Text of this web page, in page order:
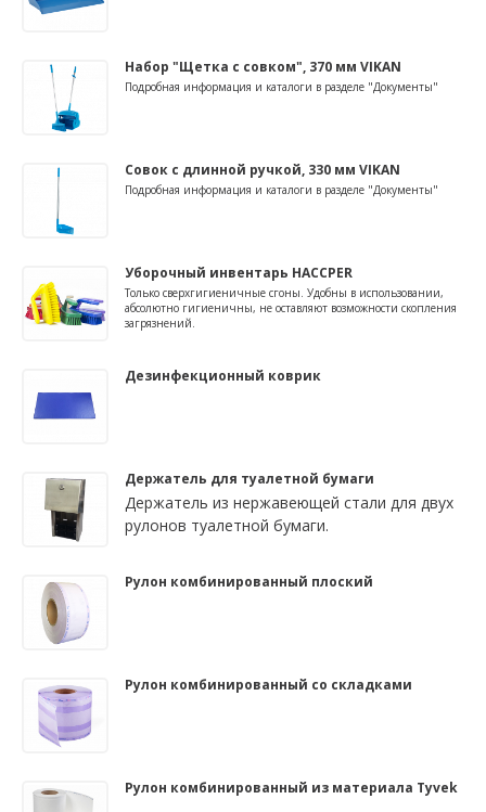
Набор "Щетка с совком", 370 мм VIKAN
Подробная информация и каталоги в разделе "Документы"
Совок с длинной ручкой, 330 мм VIKAN
Подробная информация и каталоги в разделе "Документы"
Уборочный инвентарь HACCPER
Только сверхгигиеничные сгоны. Удобны в использовании,
абсолютно гигиеничны, не оставляют возможности скопления
загрязнений.
Дезинфекционный коврик
Держатель для туалетной бумаги
Держатель из нержавеющей стали для двух
рулонов туалетной бумаги.
Рулон комбинированный плоский
Рулон комбинированный со складками
Рулон комбинированный из материала Tyvek